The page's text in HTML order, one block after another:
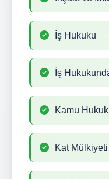
İş Hukuku
İş
Kamu
Kat